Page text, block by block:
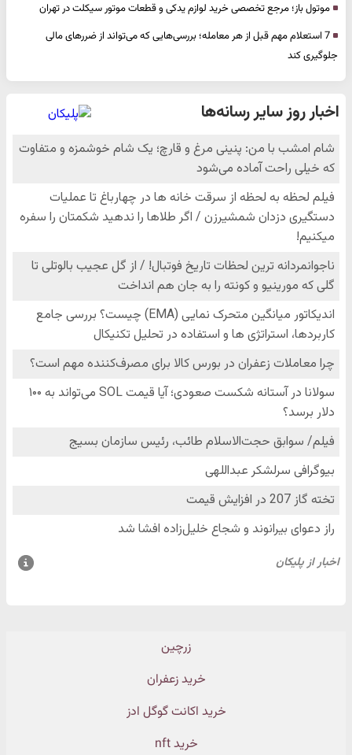
موتول باز؛ مرجع تخصصی خرید لوازم یدکی و قطعات موتور سیکلت در تهران
7 استعلام مهم قبل از هر معامله؛ بررسی‌هایی که می‌تواند از ضررهای مالی
جلوگیری کند
زرچین
خرید زعفران
خرید اکانت گوگل ادز
خرید nft